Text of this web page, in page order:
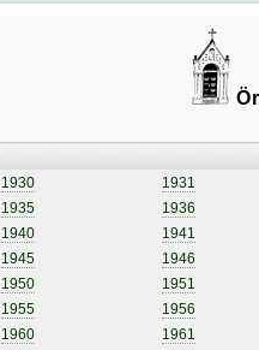
1930 1931
1935 1936
1940 1941
1945 1946
1950 1951
1955 1956
1960 1961